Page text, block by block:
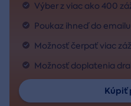
Výber z viac ako 400
Poukaz ihneď do emailu
Možnosť čerpať viac
Možnosť doplatenia
Kúpiť